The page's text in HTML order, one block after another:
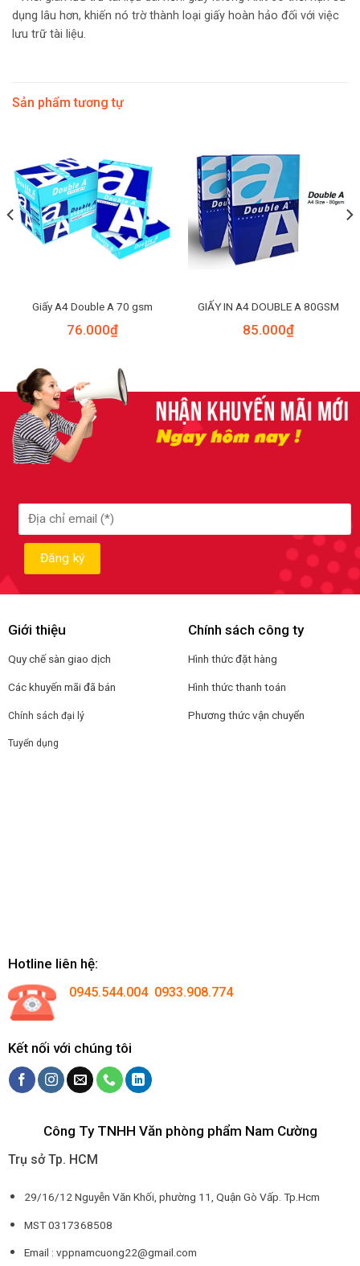
dụng lâu hơn, khiến nó trờ thành loại giấy hoàn hảo đối với việc
lưu trữ tài liệu.
Sản phẩm tương tự
Giấy A4 Double A 70 gsm
76.000₫
GIẤY IN A4 DOUBLE A 80GSM
85.000₫
Giới thiệu
Quy chế sàn giao dịch
Các khuyến mãi đã bán
Chính sách đại lý
Tuyển dụng
Chính sách công ty
Hình thức đặt hàng
Hình thức thanh toán
Phương thức vận chuyển
Hotline liên hệ:
0945.544.004 0933.908.774
Kết nối với chúng tôi
Công Ty TNHH Văn phòng phẩm Nam Cường
Trụ sở Tp. HCM
29/16/12 Nguyễn Văn Khối, phường 11, Quận Gò Vấp. Tp.Hcm
MST 0317368508
Email : vppnamcuong22@gmail.com